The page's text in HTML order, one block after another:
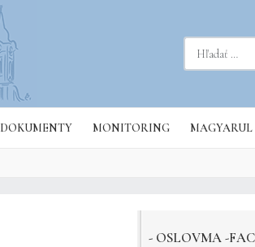
DOKUMENTY MONITORING MAGYARUL
- OSLOVMA -